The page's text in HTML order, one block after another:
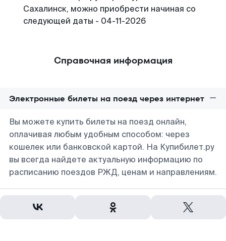
Сахалинск, можно приобрести начиная со
следующей даты - 04-11-2026
Справочная информация
Электронные билеты на поезд через интернет
Вы можете купить билеты на поезд онлайн,
оплачивая любым удобным способом: через
кошелек или банковской картой. На Купибилет.ру
вы всегда найдете актуальную информацию по
расписанию поездов РЖД, ценам и направлениям.